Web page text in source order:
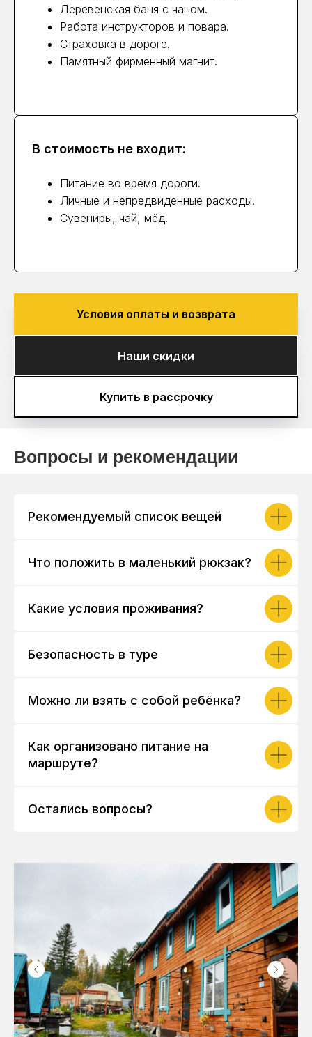
Деревенская баня с чаном.
Работа инструкторов и повара.
Страховка в дороге.
Памятный фирменный магнит.
В стоимость не входит:
Питание во время дороги.
Личные и непредвиденные расходы.
Сувениры, чай, мёд.
Условия оплаты и возврата
Наши скидки
Купить в рассрочку
Вопросы и рекомендации
Рекомендуемый список вещей
Что положить в маленький рюкзак?
Какие условия проживания?
Безопасность в туре
Можно ли взять с собой ребёнка?
Как организовано питание на
маршруте?
Остались вопросы?